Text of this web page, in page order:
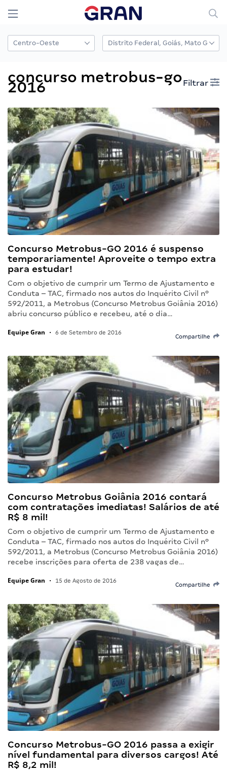
concurso metrobus-go
2016 Filtrar
Concurso Metrobus-GO 2016 é suspenso
temporariamente! Aproveite o tempo extra
para estudar!
Com o objetivo de cumprir um Termo de Ajustamento e
Conduta – TAC, firmado nos autos do Inquérito Civil nº
592/2011, a Metrobus (Concurso Metrobus Goiânia 2016)
abriu concurso público e recebeu, até o dia…
Equipe Gran • 6 de Setembro de 2016
Compartilhe
Concurso Metrobus Goiânia 2016 contará
com contratações imediatas! Salários de até
R$ 8 mil!
Com o objetivo de cumprir um Termo de Ajustamento e
Conduta – TAC, firmado nos autos do Inquérito Civil nº
592/2011, a Metrobus (Concurso Metrobus Goiânia 2016)
recebe inscrições para oferta de 238 vagas de…
Equipe Gran • 15 de Agosto de 2016
Compartilhe
Concurso Metrobus-GO 2016 passa a exigir
nível fundamental para diversos cargos! Até
R$ 8,2 mil!